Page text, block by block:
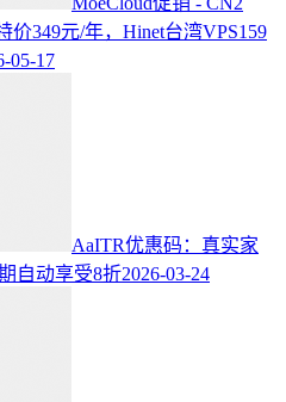
价349元/年，Hinet台湾VPS159
05-17
AaITR优惠码：真实家
自动享受8折2026-03-24